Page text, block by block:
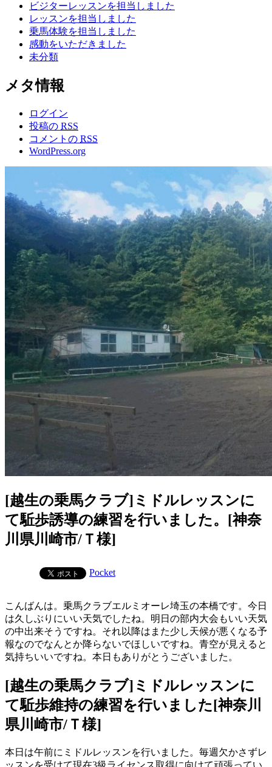
ビジターレッスンを担当しました
レッスンを担当しました
乗馬体験を担当しました
感動をいただきました
未分類
メタ情報
ログイン
投稿の RSS
コメントの RSS
WordPress.org
[越生の乗馬クラブ]ミドルレッスンに
て駈歩誘導の練習を行いました。[神奈
川県川崎市/Ｔ様]
Pocket
こんばんは。乗馬クラブエルミオーレ埼玉の本橋です。今日
は久しぶりにいい天気でしたね。明日の部内大会もいい天気
の中出来そうですね。それ以降はまた少し天候が悪くなる予
報なのでなんとか降らないでほしいですね。青空が見えると
気持ちいいですね。本日もありがとうございました。
[越生の乗馬クラブ]ミドルレッスンに
て駈歩維持の練習を行いました[神奈川
県川崎市/Ｔ様]
本日は午前にミドルレッスンを行いました。毎週欠かさずレ
ッスンを受けて現在3級ライセンス取得に向けて頑張ってい